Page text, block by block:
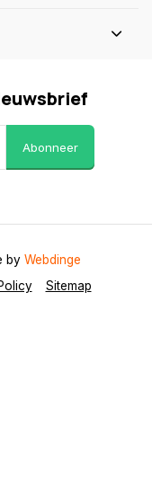
Abonneer
Sitemap
by Webdinge